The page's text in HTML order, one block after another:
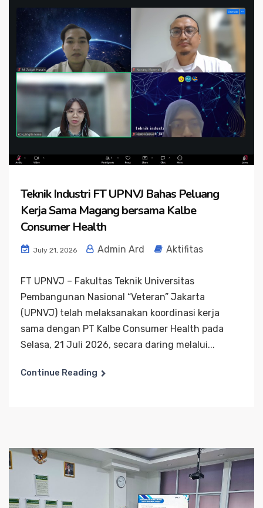
Teknik Industri FT UPNVJ Bahas Peluang
Kerja Sama Magang bersama Kalbe
Consumer Health
July 21, 2026 Admin Ard Aktifitas
FT UPNVJ – Fakultas Teknik Universitas
Pembangunan Nasional “Veteran” Jakarta
(UPNVJ) telah melaksanakan koordinasi kerja
sama dengan PT Kalbe Consumer Health pada
Selasa, 21 Juli 2026, secara daring melalui...
Continue Reading